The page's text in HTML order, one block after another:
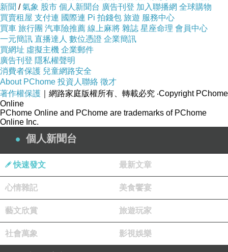
從21個品牌中挑選餐廳、線上訂位與自動發送邀
請函、行動付款（自有支付瘋Pay
屬優惠（消費累積、折抵瘋點數），王品瘋美食
的四大功能全包了。
新聞 /氣象 股市 個人新聞台 廣告刊登 加入聯播網 全球購物
買賣租屋 支付連 國際連 Pi 拍錢包 旅遊 服務中心
買車 旅行團 汽車險推薦 線上麻將 雜誌 星座命理 會員中心
一元簡訊 直播達人 數位憑證 企業簡訊
買網址 虛擬主機 企業郵件
廣告刊登 隱私權聲明
消費者保護 兒童網路安全
About PChome 投資人聯絡 徵才
著作權保護 ｜網路家庭版權所有、轉載必究 ‧Copyright PChome
Online
PChome Online and PChome are trademarks of PChome
Online Inc.
個人新聞台
快速發文 最新文章
心情雜記 美食饗宴
藝文欣賞 旅遊玩家
社會萬象 影視娛樂